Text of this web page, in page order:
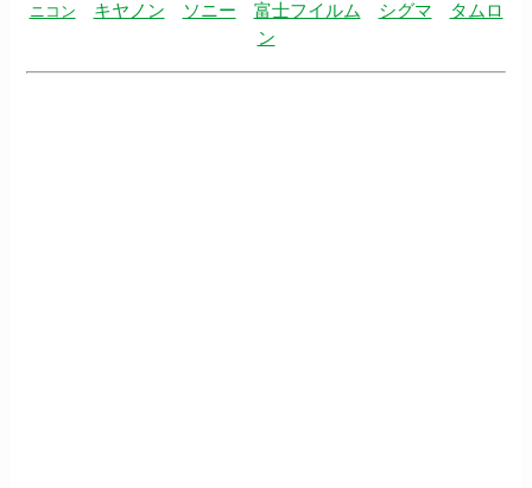
ニコン キヤノン ソニー 富士フイルム シグマ
タムロ
ン